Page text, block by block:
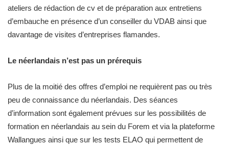
ateliers de rédaction de cv et de préparation aux entretiens
d’embauche en présence d’un conseiller du VDAB ainsi que
davantage de visites d’entreprises flamandes.
Le néerlandais n’est pas un prérequis
Plus de la moitié des offres d’emploi ne requièrent pas ou très
peu de connaissance du néerlandais. Des séances
d’information sont également prévues sur les possibilités de
formation en néerlandais au sein du Forem et via la plateforme
Wallangues ainsi que sur les tests ELAO qui permettent de